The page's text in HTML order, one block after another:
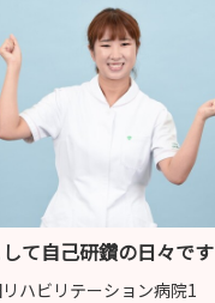
て自己研鑽の日々です
ハビリテーション病院1